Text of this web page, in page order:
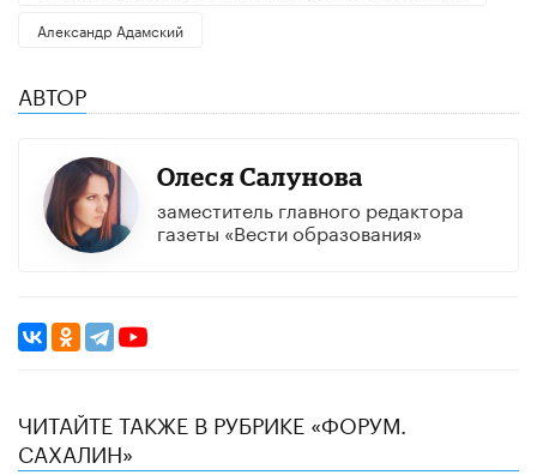
Александр Адамский
АВТОР
Олеся Салунова
заместитель главного редактора
газеты «Вести образования»
ЧИТАЙТЕ ТАКЖЕ В РУБРИКЕ «ФОРУМ.
САХАЛИН»